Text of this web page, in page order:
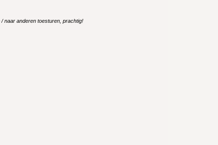
naar anderen toesturen, prachtig!